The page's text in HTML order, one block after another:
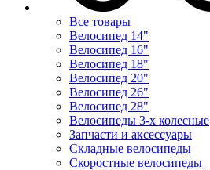
Все товары
Велосипед 14"
Велосипед 16"
Велосипед 18"
Велосипед 20"
Велосипед 26"
Велосипед 28"
Велосипеды 3-х колесные
Запчасти и аксессуары
Складные велосипеды
Скоростные велосипеды